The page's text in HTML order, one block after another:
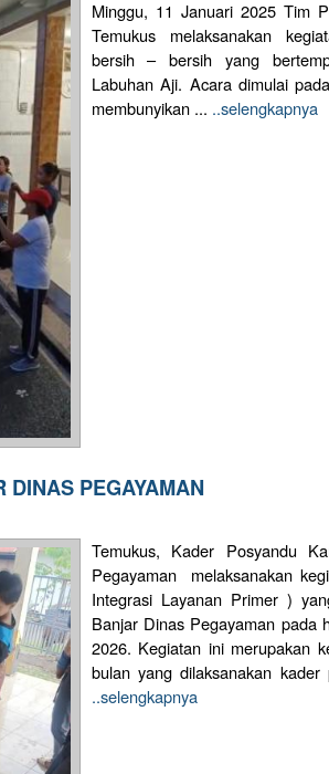
Minggu, 11 Januari 2025 Tim
Temukus melaksanakan
bersih – bersih yang
Labuhan Aji. Acara dimulai
membunyikan ... ..selengkapnya
DINAS PEGAYAMAN
Temukus, Kader Posyandu
Pegayaman melaksanakan
Integrasi Layanan Primer )
Banjar Dinas Pegayaman pada
2026. Kegiatan ini merupakan
bulan yang dilaksanakan kader
..selengkapnya